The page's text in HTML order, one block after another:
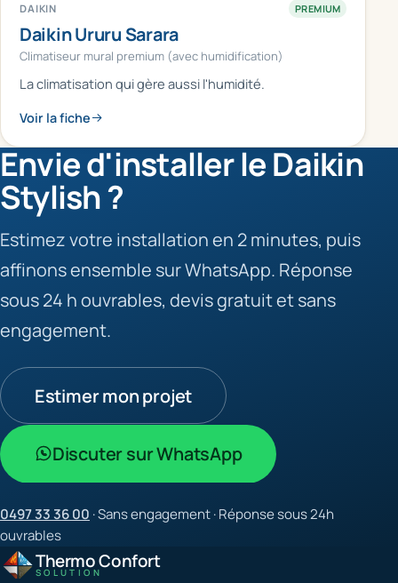
DAIKIN PREMIUM
Daikin Ururu Sarara
Climatiseur mural premium (avec humidification)
La climatisation qui gère aussi l'humidité.
Voir la fiche
Envie d'installer le Daikin
Stylish ?
Estimez votre installation en 2 minutes, puis
affinons ensemble sur WhatsApp. Réponse
sous 24 h ouvrables, devis gratuit et sans
engagement.
Estimer mon projet
Discuter sur WhatsApp
0497 33 36 00 · Sans engagement · Réponse sous 24h
ouvrables
Thermo Confort
SOLUTION